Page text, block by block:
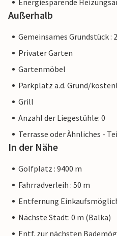
Energiesparende
Außerhalb
Gemeinsames Grundstück :
Privater Garten
Gartenmöbel
Parkplatz a.d. Grund/
Grill
Anzahl der Liegestühle: 0
Terrasse oder Ähnliches -
In der Nähe
Golfplatz : 9400 m
Fahrradverleih : 50 m
Entfernung
Nächste Stadt: 0 m (Balka)
Entf. zur nächsten